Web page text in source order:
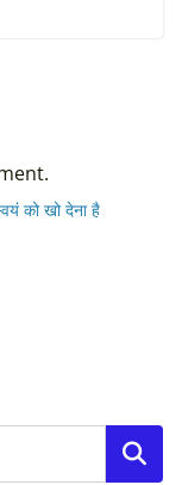
को खो देना है
Search